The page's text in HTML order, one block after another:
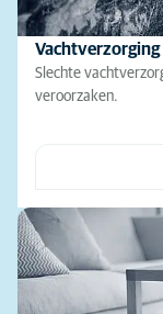
Vachtverzorging
Slechte
veroorzaken.